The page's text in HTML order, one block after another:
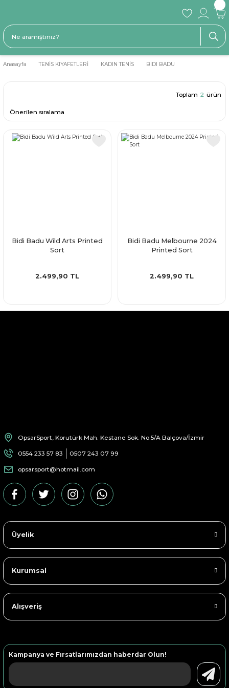
Anasayfa TENİS KIYAFETLERİ KADIN TENİS BIDI BADU
Toplam 2 ürün
Bidi Badu Wild Arts Printed
Sort
2.499,90 TL
Bidi Badu Melbourne 2024
Printed Sort
2.499,90 TL
OpsarSport, Korutürk Mah. Kestane Sok. No:5/A Balçova/İzmir
0554 233 57 83 0507 243 07 99
opsarsport@hotmail.com
Üyelik
Kurumsal
Alışveriş
Kampanya ve Fırsatlarımızdan haberdar Olun!